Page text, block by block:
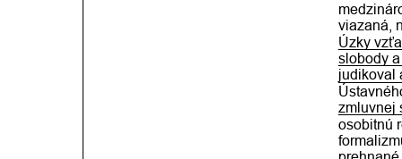
viazaná,
Úzky
slobody
judikoval
zmluvnej
osobitnú